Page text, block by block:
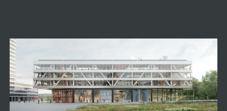
Nouveau
bureau
pour
la
VRT